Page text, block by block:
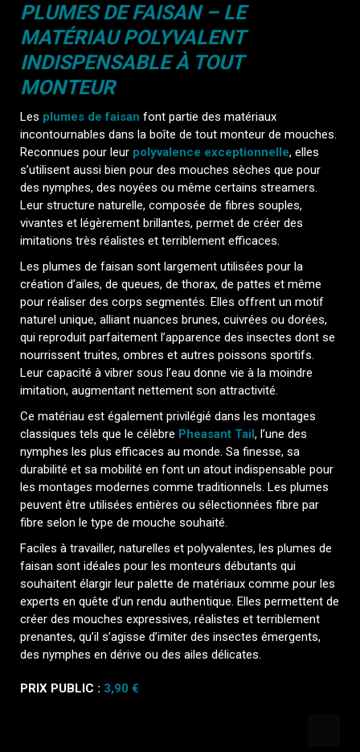
PLUMES DE FAISAN – LE
MATÉRIAU POLYVALENT
INDISPENSABLE À TOUT
MONTEUR
Les plumes de faisan font partie des matériaux
incontournables dans la boîte de tout monteur de mouches.
Reconnues pour leur polyvalence exceptionnelle, elles
s’utilisent aussi bien pour des mouches sèches que pour
des nymphes, des noyées ou même certains streamers.
Leur structure naturelle, composée de fibres souples,
vivantes et légèrement brillantes, permet de créer des
imitations très réalistes et terriblement efficaces.
Les plumes de faisan sont largement utilisées pour la
création d’ailes, de queues, de thorax, de pattes et même
pour réaliser des corps segmentés. Elles offrent un motif
naturel unique, alliant nuances brunes, cuivrées ou dorées,
qui reproduit parfaitement l’apparence des insectes dont se
nourrissent truites, ombres et autres poissons sportifs.
Leur capacité à vibrer sous l’eau donne vie à la moindre
imitation, augmentant nettement son attractivité.
Ce matériau est également privilégié dans les montages
classiques tels que le célèbre Pheasant Tail, l’une des
nymphes les plus efficaces au monde. Sa finesse, sa
durabilité et sa mobilité en font un atout indispensable pour
les montages modernes comme traditionnels. Les plumes
peuvent être utilisées entières ou sélectionnées fibre par
fibre selon le type de mouche souhaité.
Faciles à travailler, naturelles et polyvalentes, les plumes de
faisan sont idéales pour les monteurs débutants qui
souhaitent élargir leur palette de matériaux comme pour les
experts en quête d’un rendu authentique. Elles permettent de
créer des mouches expressives, réalistes et terriblement
prenantes, qu’il s’agisse d’imiter des insectes émergents,
des nymphes en dérive ou des ailes délicates.
PRIX PUBLIC : 3,90 €